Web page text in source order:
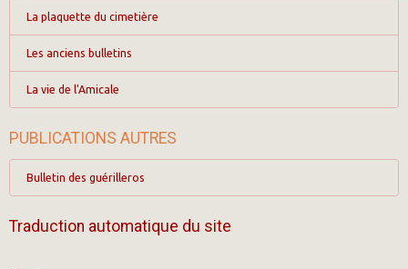
La plaquette du cimetière
Les anciens bulletins
La vie de l'Amicale
PUBLICATIONS AUTRES
Bulletin des guérilleros
Traduction automatique du site